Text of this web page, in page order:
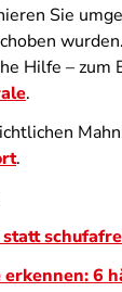
Sie
Hilfe – zum
.
.
6